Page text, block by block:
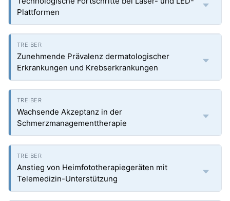
Plattformen
Zunehmende Prävalenz dermatologischer
Erkrankungen und Krebserkrankungen
Wachsende Akzeptanz in der
Schmerzmanagementtherapie
Anstieg von Heimfototherapiegeräten mit
Telemedizin-Unterstützung